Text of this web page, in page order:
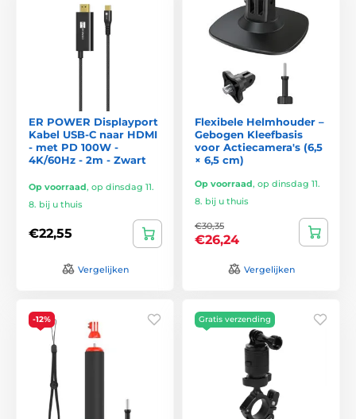
ER POWER Displayport
Kabel USB-C naar HDMI
- met PD 100W -
4K/60Hz - 2m - Zwart
Op voorraad, op dinsdag 11.
8. bij u thuis
€22,55
Vergelijken
Flexibele Helmhouder –
Gebogen Kleefbasis
voor Actiecamera's (6,5
× 6,5 cm)
Op voorraad, op dinsdag 11.
8. bij u thuis
€30,35
€26,24
Vergelijken
-12% Gratis verzending